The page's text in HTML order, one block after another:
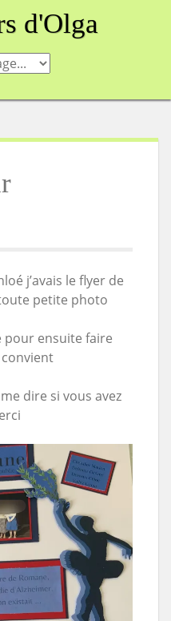
d'Olga
j’avais le flyer de
petite photo
pour ensuite faire
dire si vous avez